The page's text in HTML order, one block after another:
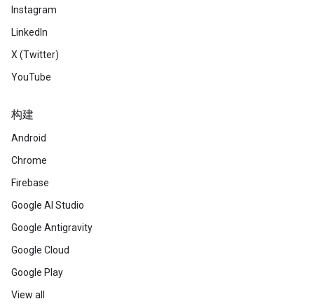
Instagram
LinkedIn
X (Twitter)
YouTube
构建
Android
Chrome
Firebase
Google AI Studio
Google Antigravity
Google Cloud
Google Play
View all